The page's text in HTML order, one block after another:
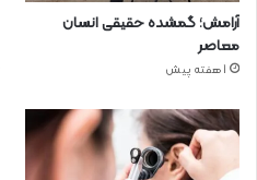
آرامش؛ گمشده حقیقی انسان
معاصر
1 هفته پیش